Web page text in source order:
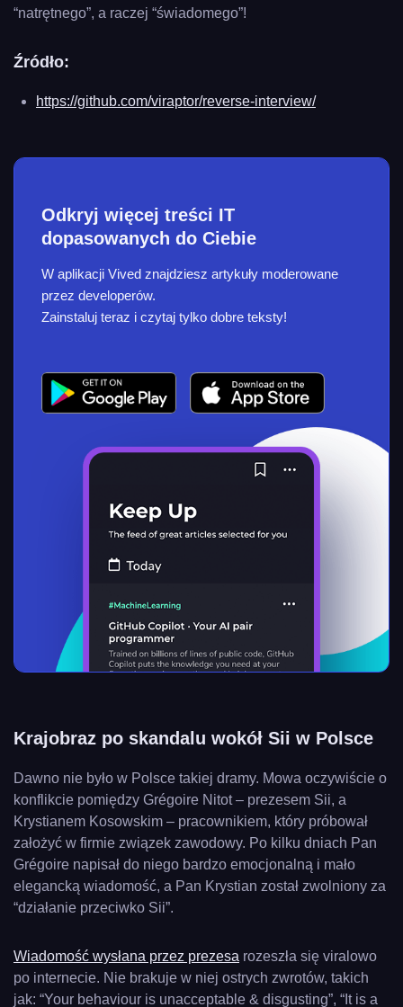
“natrętnego”, a raczej “świadomego”!
Źródło:
https://github.com/viraptor/reverse-interview/
Odkryj więcej treści IT
dopasowanych do Ciebie
W aplikacji Vived znajdziesz artykuły moderowane
przez developerów.
Zainstaluj teraz i czytaj tylko dobre teksty!
Krajobraz po skandalu wokół Sii w Polsce
Dawno nie było w Polsce takiej dramy. Mowa oczywiście o
konflikcie pomiędzy Grégoire Nitot – prezesem Sii, a
Krystianem Kosowskim – pracownikiem, który próbował
założyć w firmie związek zawodowy. Po kilku dniach Pan
Grégoire napisał do niego bardzo emocjonalną i mało
elegancką wiadomość, a Pan Krystian został zwolniony za
“działanie przeciwko Sii”.
Wiadomość wysłana przez prezesa rozeszła się viralowo
po internecie. Nie brakuje w niej ostrych zwrotów, takich
jak: “Your behaviour is unacceptable & disgusting”, “It is a